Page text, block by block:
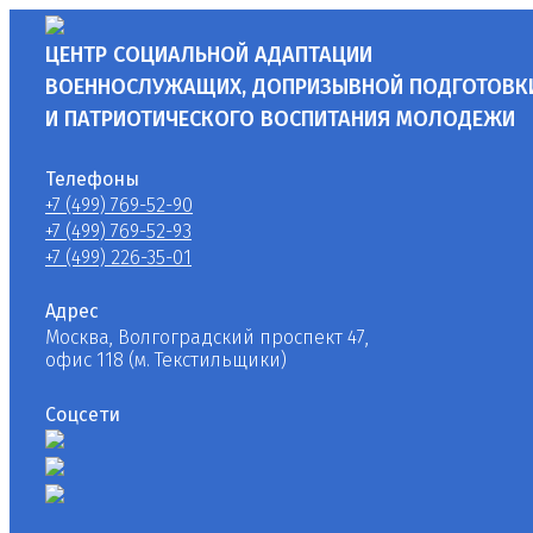
ЦЕНТР СОЦИАЛЬНОЙ АДАПТАЦИИ
ВОЕННОСЛУЖАЩИХ, ДОПРИЗЫВНОЙ
И ПАТРИОТИЧЕСКОГО ВОСПИТАНИЯ МОЛОДЕЖИ
Телефоны
+7 (499) 769-52-90
+7 (499) 769-52-93
+7 (499) 226-35-01
Адрес
Москва, Волгоградский проспект 47,
офис 118 (м. Текстильщики)
Соцсети